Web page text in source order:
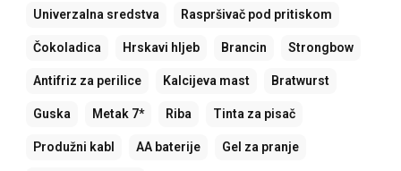
Univerzalna sredstva Raspršivač pod pritiskom
Čokoladica Hrskavi hljeb Brancin Strongbow
Antifriz za perilice Kalcijeva mast Bratwurst
Guska Metak 7* Riba Tinta za pisač
Produžni kabl AA baterije Gel za pranje